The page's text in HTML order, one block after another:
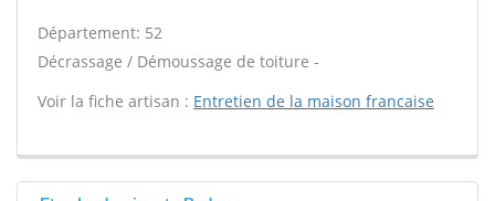
Département: 52
Décrassage / Démoussage de toiture -
Voir la fiche artisan : Entretien de la maison francaise